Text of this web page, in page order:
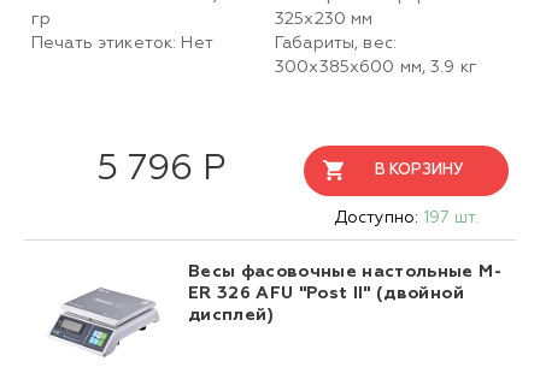
гр
Печать этикеток: Нет
325х230 мм
Габариты, вес:
300х385х600 мм, 3.9 кг
5 796 Р В КОРЗИНУ
Доступно: 197 шт.
Весы фасовочные настольные M-
ER 326 AFU "Post II" (двойной
дисплей)